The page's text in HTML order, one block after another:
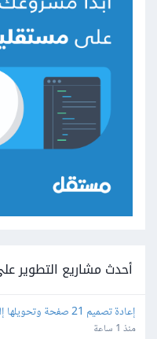
أحدث مشاريع التطوير
إعادة تصميم 21 صفحة وتحويلها إلى React حسب Figma
منذ 1 ساعة